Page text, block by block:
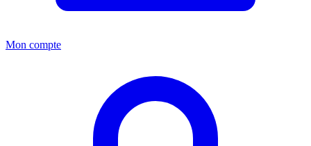
Mon compte